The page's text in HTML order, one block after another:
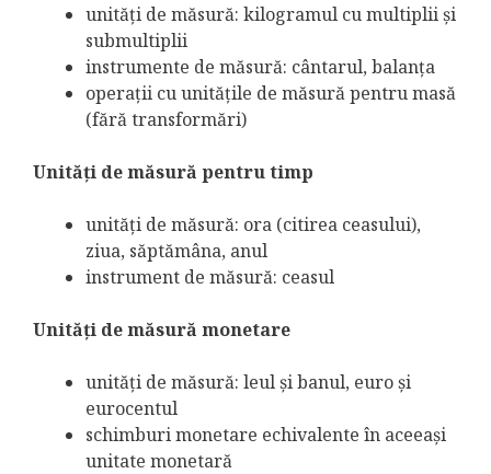
unităţi de măsură: kilogramul cu multiplii şi
submultiplii
instrumente de măsură: cântarul, balanţa
operaţii cu unităţile de măsură pentru masă
(fără transformări)
Unităţi de măsură pentru timp
unităţi de măsură: ora (citirea ceasului),
ziua, săptămâna, anul
instrument de măsură: ceasul
Unităţi de măsură monetare
unităţi de măsură: leul şi banul, euro şi
eurocentul
schimburi monetare echivalente în aceeaşi
unitate monetară